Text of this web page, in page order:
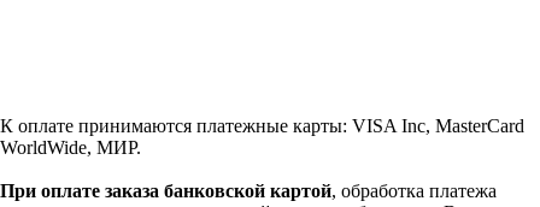
К оплате принимаются платежные карты: VISA Inc, MasterCard
WorldWide, МИР.
При оплате заказа банковской картой, обработка платежа